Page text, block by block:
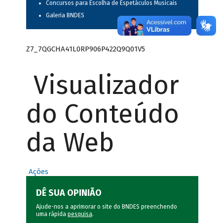
Concursos para Escolha de Espetáculos Musicais
Galeria BNDES
Z7_7QGCHA41L0RP906P422Q9Q01V5
Visualizador
do Conteúdo
da Web
Ações
DÊ SUA OPINIÃO
Ajude-nos a aprimorar o site do BNDES preenchendo
uma rápida pesquisa.